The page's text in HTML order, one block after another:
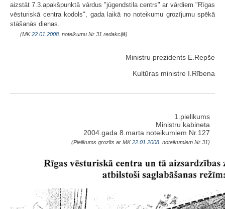
aizstāt 7.3.apakšpunktā vārdus "jūgendstila centrs" ar vārdiem "Rīgas
vēsturiskā centra kodols", gada laikā no noteikumu grozījumu spēkā
stāšanās dienas.
(MK22.01.2008. noteikumu Nr.31 redakcijā)
Ministru prezidents E.Repše
Kultūras ministre I.Rībena
1.pielikums
Ministru kabineta
2004.gada 8.marta noteikumiem Nr.127
(Pielikums grozīts ar MK22.01.2008. noteikumiem Nr.31)